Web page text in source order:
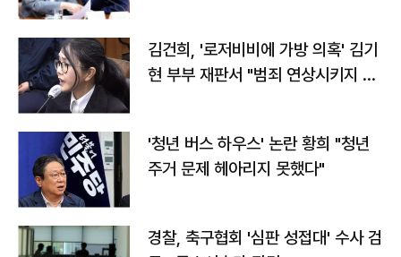
김건희, '로저비비에 가방 의혹' 김기
현 부부 재판서 "범죄 연상시키지 말
'청년 버스 하우스' 논란 황희 "청년
주거 문제 헤아리지 못했다"
경찰, 축구협회 '심판 성접대' 수사 검